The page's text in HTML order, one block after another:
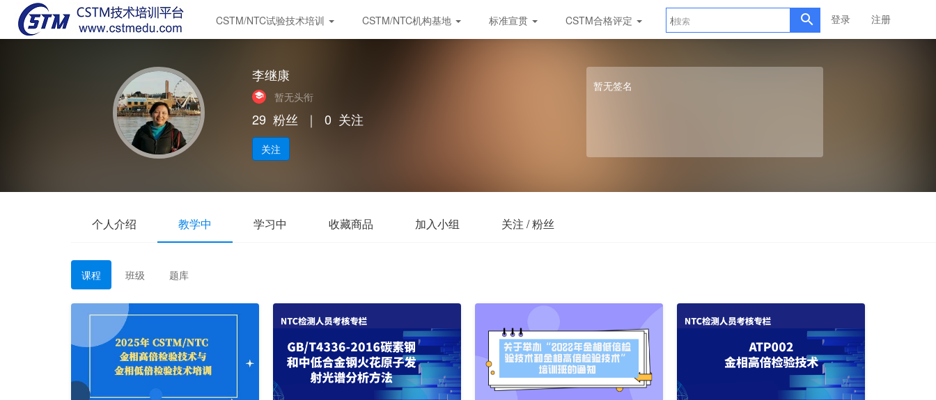
CSTM/NTC试验技术培训 CSTM/NTC机构基地 标准宣贯 CSTM合格评定 标准样品 登录 注册
李继康
暂无头衔
29 粉丝 ｜ 0 关注
关注
暂无签名
个人介绍 教学中 学习中 收藏商品 加入小组 关注 / 粉丝
课程 班级 题库